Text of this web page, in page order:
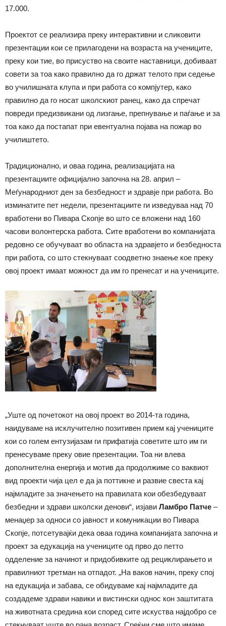
17.000.
Проектот се реализира преку интерактивни и сликовити
презентации кои се прилагодени на возраста на учениците,
преку кои тие, во присуство на своите наставници, добиваат
совети за тоа како правилно да го држат телото при седење
во училишната клупа и при работа со компјутер, како
правилно да го носaт школскиот ранец, како да спречат
повреди предизвикани од лизгање, препнување и паѓање и за
тоа како да постапат при евентуална појава на пожар во
училиштето.
Традиционално, и оваа година, реализацијата на
презентациите официјално започна на 28. aприл –
Меѓународниот ден за безбедност и здравје при работа. Во
изминатите пет недели, презентациите ги изведуваа над 70
вработени во Пивара Скопје во што се вложени над 160
часови волонтерска работа. Сите вработени во компанијата
редовно се обучуваат во областа на здравјето и безбедноста
при работа, со што стекнуваат соодветно знаење кое преку
овој проект имаат можност да им го пренесат и на учениците.
„Уште од почетокот на овој проект во 2014-та година,
наидуваме на исклучително позитивен прием кај учениците
кои со голем ентузијазам ги прифатија советите што им ги
пренесуваме преку овие презентации. Тоа ни влева
дополнителна енергија и мотив да продолжиме со ваквиот
вид проекти чија цел е да ја поттикне и развие свеста кај
најмладите за значењето на правилата кои обезбедуваат
безбедни и здрави школски денови“, изјави Ламбро Патче –
менаџер за односи со јавност и комуникации во Пивара
Скопје, потсетувајќи дека оваа година компанијата започна и
проект за едукација на учениците од прво до петто
одделение за начинот и придобивките од рециклирањето и
правилниот третман на отпадот. „На ваков начин, преку спој
на едукација и забава, се обидуваме кај најмладите да
создадеме здрави навики и вистински однос кон заштитата
на животната средина кои според сите искуства најдобро се